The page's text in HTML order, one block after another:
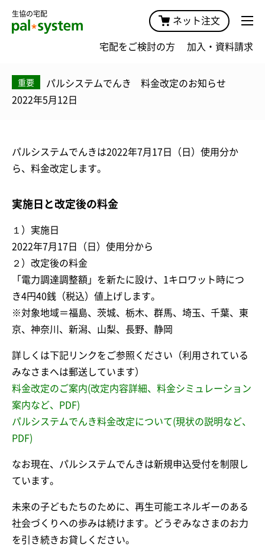
生協の宅配
ネット注文
宅配をご検討の方 加入・資料請求
重要
パルシステムでんき 料金改定のお知らせ
2022年5月12日
パルシステムでんきは2022年7月17日（日）使用分か
ら、料金改定します。
実施日と改定後の料金
１）実施日
2022年7月17日（日）使用分から
２）改定後の料金
「電力調達調整額」を新たに設け、1キロワット時につ
き4円40銭（税込）値上げします。
※対象地域＝福島、茨城、栃木、群馬、埼玉、千葉、東
京、神奈川、新潟、山梨、長野、静岡
詳しくは下記リンクをご参照ください（利用されている
みなさまへは郵送しています）
料金改定のご案内(改定内容詳細、料金シミュレーション
案内など、PDF)
パルシステムでんき料金改定について(現状の説明など、
PDF)
なお現在、パルシステムでんきは新規申込受付を制限し
ています。
未来の子どもたちのために、再生可能エネルギーのある
社会づくりへの歩みは続けます。どうぞみなさまのお力
を引き続きお貸しください。